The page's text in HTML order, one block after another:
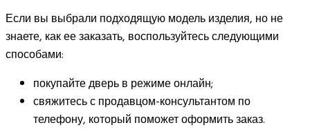
Если вы выбрали подходящую модель изделия, но не
знаете, как ее заказать, воспользуйтесь следующими
способами:
покупайте дверь в режиме онлайн;
свяжитесь с продавцом-консультантом по
телефону, который поможет оформить заказ.